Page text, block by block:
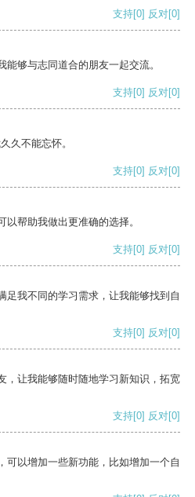
支持[0] 反对[0]
够与志同道合的朋友一起交流。
支持[0] 反对[0]
久不能忘怀。
支持[0] 反对[0]
帮助我做出更准确的选择。
支持[0] 反对[0]
足我不同的学习需求，让我能够找到自
支持[0] 反对[0]
，让我能够随时随地学习新知识，拓宽
支持[0] 反对[0]
可以增加一些新功能，比如增加一个自